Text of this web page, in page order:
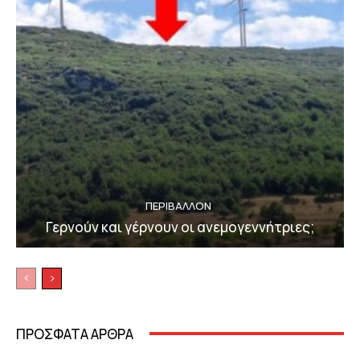
ΠΕΡΙΒΆΛΛΟΝ
Γερνούν και γέρνουν οι ανεμογεννήτριες;
ΠΡΟΣΦΑΤΑ ΑΡΘΡΑ